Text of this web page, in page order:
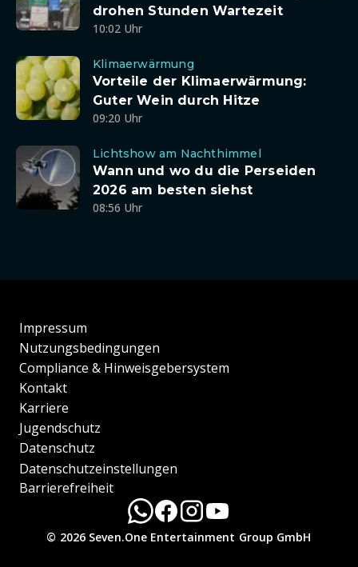
drohen Stunden Wartezeit
10:02 Uhr
Klimaerwärmung
Vorteile der Klimaerwärmung:
Guter Wein durch Hitze
09:20 Uhr
Lichtshow am Nachthimmel
Wann und wo du die Perseiden
2026 am besten siehst
08:56 Uhr
Impressum
Nutzungsbedingungen
Compliance & Hinweisgebersystem
Kontakt
Karriere
Jugendschutz
Datenschutz
Datenschutzeinstellungen
Barrierefreiheit
© 2026 Seven.One Entertainment Group GmbH